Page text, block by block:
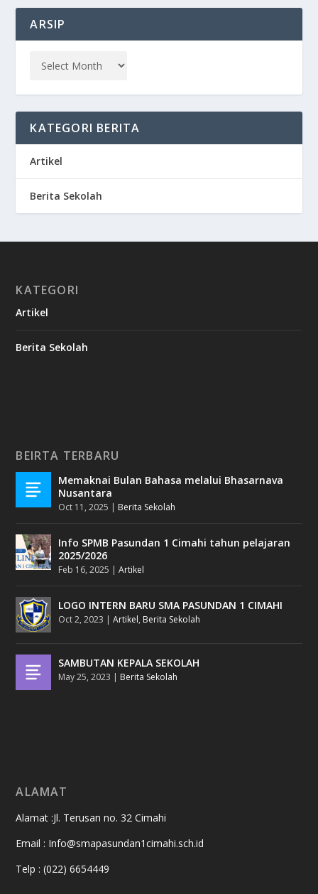
ARSIP
KATEGORI BERITA
Artikel
Berita Sekolah
KATEGORI
Artikel
Berita Sekolah
BEIRTA TERBARU
Memaknai Bulan Bahasa melalui Bhasarnava
Nusantara
Oct 11, 2025 | Berita Sekolah
Info SPMB Pasundan 1 Cimahi tahun pelajaran
2025/2026
Feb 16, 2025 |Artikel
LOGO INTERN BARU SMA PASUNDAN 1 CIMAHI
Oct 2, 2023 |Artikel, Berita Sekolah
SAMBUTAN KEPALA SEKOLAH
May 25, 2023 | Berita Sekolah
ALAMAT
Alamat :Jl. Terusan no. 32 Cimahi
Email : Info@smapasundan1cimahi.sch.id
Telp : (022) 6654449